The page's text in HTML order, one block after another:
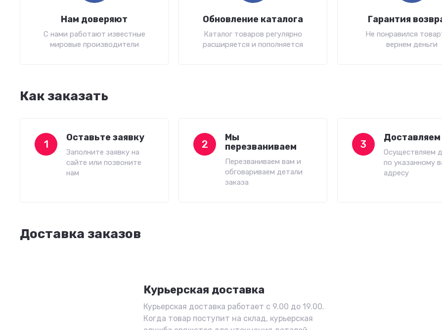
Нам доверяют
С нами работают известные
мировые производители
Обновление каталога
Каталог товаров регулярно
расширяется и пополняется
Гарантия
Не понравился
вернем деньги
Как заказать
1
Оставьте заявку
Заполните заявку на
сайте или позвоните
нам
2
Мы
перезваниваем
Перезваниваем вам и
обговариваем детали
заказа
3
Доставляем
Осуществляем
по указанному
адресу
Доставка заказов
Курьерская доставка
Курьерская доставка работает с 9.00 до 19.00.
Когда товар поступит на склад, курьерская